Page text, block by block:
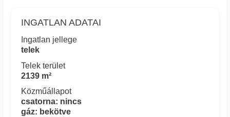
INGATLAN ADATAI
Ingatlan jellege
telek
Telek terület
2139 m²
Közműállapot
csatorna: nincs
gáz: bekötve